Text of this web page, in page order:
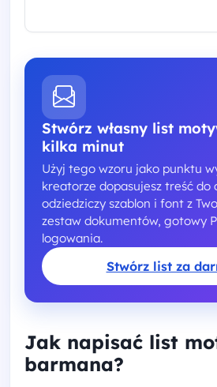
Stwórz własny list
kilka minut
Użyj tego wzoru jako punktu
kreatorze dopasujesz treść do
odziedziczy szablon i font z
zestaw dokumentów, gotowy
logowania.
Stwórz list za
Jak napisać list
barmana?